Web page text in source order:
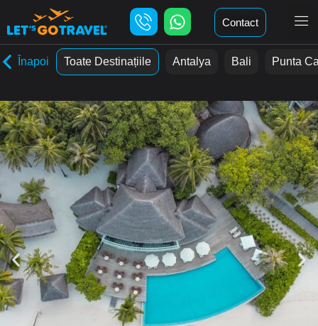
Contact
Înapoi Toate Destinațiile Antalya Bali Punta